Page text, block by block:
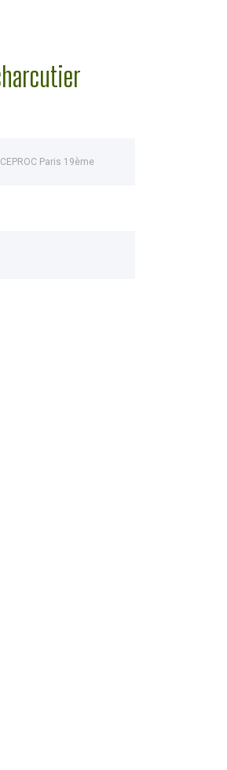
CEPROC Paris 19ème